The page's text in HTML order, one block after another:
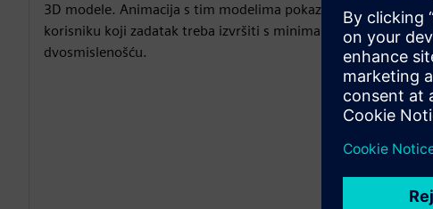
3D modele. Animacija s tim modelima pokazuje
korisniku koji zadatak treba izvršiti s minimalnom
dvosmislenošću.